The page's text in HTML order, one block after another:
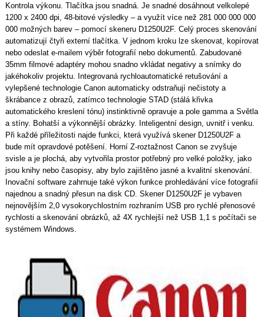
Kontrola výkonu. Tlačítka jsou snadná. Je snadné dosáhnout velkolepé
1200 x 2400 dpi, 48-bitové výsledky – a využít více než 281 000 000 000
000 možných barev – pomocí skeneru D1250U2F. Celý proces skenování
automatizují čtyři externí tlačítka. V jednom kroku lze skenovat, kopírovat
nebo odeslat e-mailem výběr fotografií nebo dokumentů. Zabudované
35mm filmové adaptéry mohou snadno vkládat negativy a snímky do
jakéhokoliv projektu. Integrovaná rychloautomatické retušování a
vylepšené technologie Canon automaticky odstraňují nečistoty a
škrábance z obrazů, zatímco technologie STAD (stálá křivka
automatického kreslení tónu) instinktivně opravuje a pole gamma a Světla
a stíny. Bohatší a výkonnější obrázky. Inteligentní design, uvnitř i venku.
Při každé příležitosti najde funkci, která využívá skener D1250U2F a
bude mít opravdové potěšení. Horní Z-roztažnost Canon se zvyšuje
svisle a je plochá, aby vytvořila prostor potřebný pro velké položky, jako
jsou knihy nebo časopisy, aby bylo zajištěno jasné a kvalitní skenování.
Inovační software zahrnuje také výkon funkce prohledávání více fotografií
najednou a snadný přesun na disk CD. Skener D1250U2F je vybaven
nejnovějším 2,0 vysokorychlostním rozhraním USB pro rychlé přenosové
rychlosti a skenování obrázků, až 4X rychlejší než USB 1,1 s počítači se
systémem Windows.